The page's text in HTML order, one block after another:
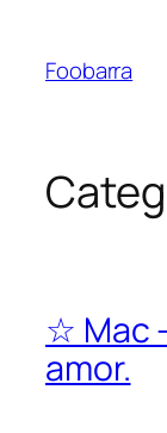
contenido
Foobarra
☆ Mac
amor.